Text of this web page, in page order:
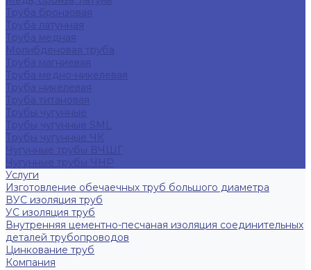
Труба бронзовая
Труба латунная
Труба медная
Молибденовая труба
Труба магниевая
Труба медно-никелевая
Труба никелевая
Труба титановая
Трубы чугунные
Трубы чугунные SML
Трубы чугунные ЧК
Чугунные трубы ВЧШГ
Чугунные трубы ЧНР
Услуги
Изготовление обечаечных труб большого диаметра
ВУС изоляция труб
УС изоляция труб
Внутренняя цементно-песчаная изоляция соединительных
деталей трубопроводов
Цинкование труб
Компания